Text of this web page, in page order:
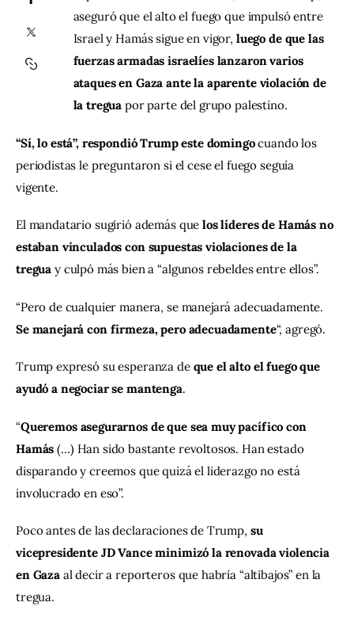
Contacto
aseguró que el alto el fuego que impulsó entre
Israel y Hamás sigue en vigor, luego de que las
fuerzas armadas israelíes lanzaron varios
ataques en Gaza ante la aparente violación de
la tregua por parte del grupo palestino.
“Sí, lo está”, respondió Trump este domingo cuando los
periodistas le preguntaron si el cese el fuego seguía
vigente.
El mandatario sugirió además que los líderes de Hamás no
estaban vinculados con supuestas violaciones de la
tregua y culpó más bien a “algunos rebeldes entre ellos”.
“Pero de cualquier manera, se manejará adecuadamente.
Se manejará con firmeza, pero adecuadamente“, agregó.
Trump expresó su esperanza de que el alto el fuego que
ayudó a negociar se mantenga.
“Queremos asegurarnos de que sea muy pacífico con
Hamás (…) Han sido bastante revoltosos. Han estado
disparando y creemos que quizá el liderazgo no está
involucrado en eso”.
Poco antes de las declaraciones de Trump, su
vicepresidente JD Vance minimizó la renovada violencia
en Gaza al decir a reporteros que habría “altibajos” en la
tregua.